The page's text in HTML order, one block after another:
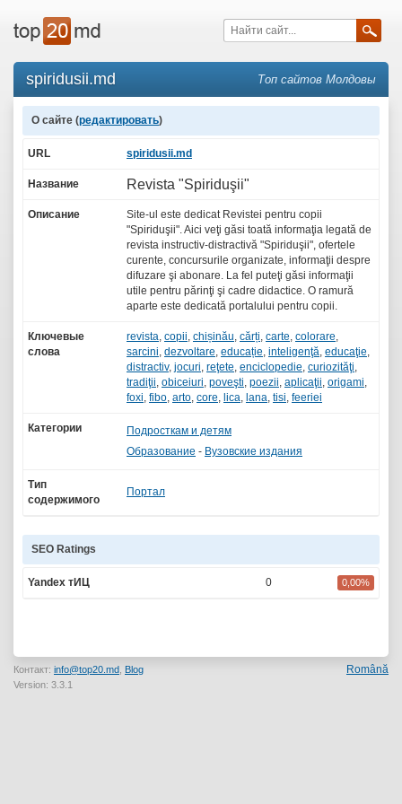
spiridusii.md Топ сайтов Молдовы
О сайте (редактировать)
URL spiridusii.md
Название Revista "Spiriduşii"
Описание
Site-ul este dedicat Revistei pentru copii
"Spiriduşii". Aici veţi găsi toată informaţia legată de
revista instructiv-distractivă "Spiriduşii", ofertele
curente, concursurile organizate, informaţii despre
difuzare şi abonare. La fel puteţi găsi informaţii
utile pentru părinţi şi cadre didactice. O ramură
aparte este dedicată portalului pentru copii.
Ключевые
слова
revista, copii, chișinău, cărți, carte, colorare,
sarcini, dezvoltare, educație, inteligenţă, educaţie,
distractiv, jocuri, reţete, enciclopedie, curiozităţi,
tradiţii, obiceiuri, poveşti, poezii, aplicaţii, origami,
foxi, fibo, arto, core, lica, lana, tisi, feeriei
Категории
Подросткам и детям
Образование - Вузовские издания
Тип
содержимого
Портал
SEO Ratings
Yandex тИЦ 0 0,00%
Контакт: info@top20.md Blog
Version: 3.3.1
Română